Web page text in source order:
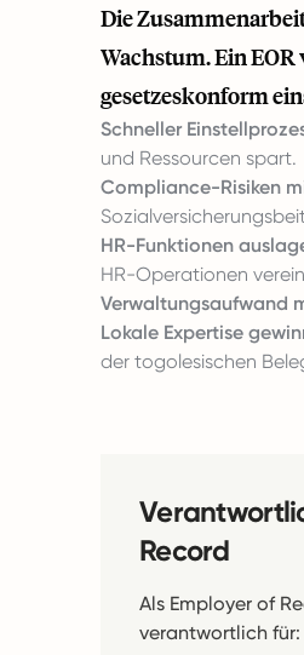
Die
Wachstum. Ein
gesetzeskonform
Schneller
und Ressourcen spart.
Compliance-Risiken
HR-Funktionen
HR-Operationen
Verwaltungsaufwand
Lokale Expertise
der togolesischen
Record
Als Employer of
verantwortlich für: